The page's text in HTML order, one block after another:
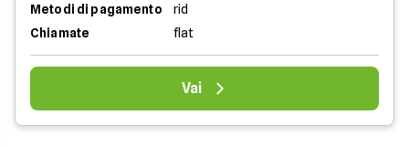
Metodi di pagamento
rid
Chiamate
flat
Vai